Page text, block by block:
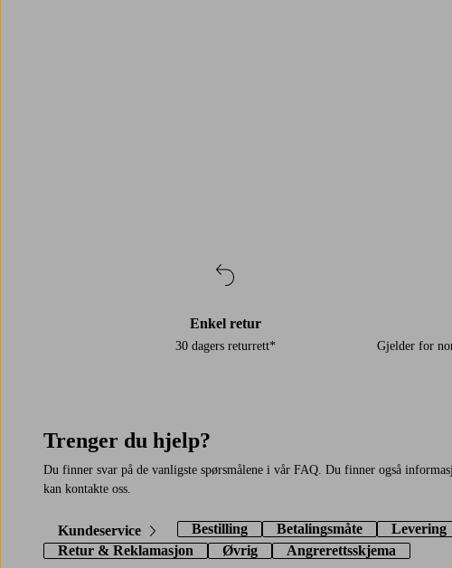
Enkel retur
30 dagers returrett* Gjelder for
Trenger du hjelp?
Du finner svar på de vanligste spørsmålene i vår FAQ. Du finner også
kan kontakte oss.
Kundeservice Bestilling Betalingsmåte Levering
Retur & Reklamasjon
Øvrig Angrerettsskjema